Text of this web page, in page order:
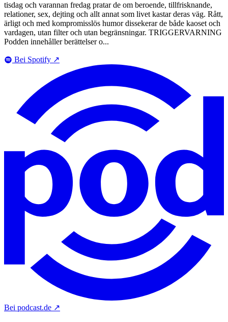
tisdag och varannan fredag pratar de om beroende, tillfrisknande,
relationer, sex, dejting och allt annat som livet kastar deras väg. Rått,
ärligt och med kompromisslös humor dissekerar de både kaoset och
vardagen, utan filter och utan begränsningar. TRIGGERVARNING
Podden innehåller berättelser o...
Bei Spotify ↗
Bei podcast.de ↗